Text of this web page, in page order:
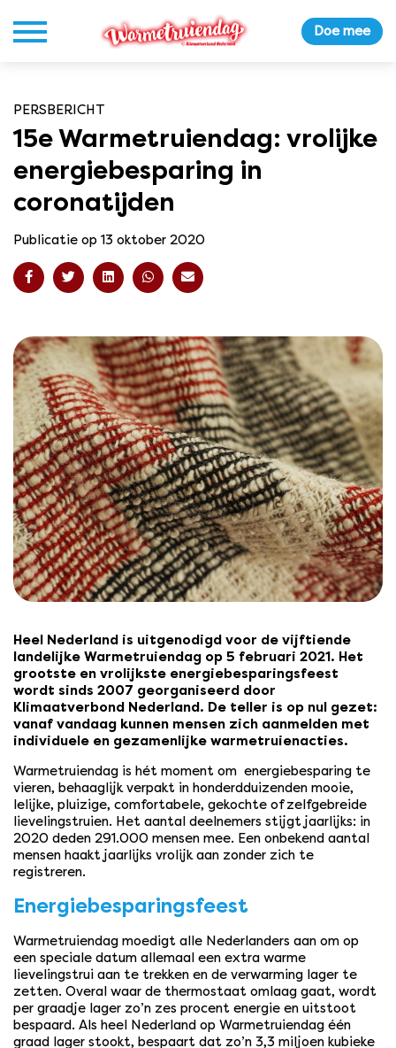
Doe mee
PERSBERICHT
15e Warmetruiendag: vrolijke
energiebesparing in
coronatijden
Publicatie op 13 oktober 2020
Heel Nederland is uitgenodigd voor de vijftiende
landelijke Warmetruiendag op 5 februari 2021. Het
grootste en vrolijkste energiebesparingsfeest
wordt sinds 2007 georganiseerd door
Klimaatverbond Nederland. De teller is op nul gezet:
vanaf vandaag kunnen mensen zich aanmelden met
individuele en gezamenlijke warmetruienacties.
Warmetruiendag is hét moment om energiebesparing te
vieren, behaaglijk verpakt in honderdduizenden mooie,
lelijke, pluizige, comfortabele, gekochte of zelfgebreide
lievelingstruien. Het aantal deelnemers stijgt jaarlijks: in
2020 deden 291.000 mensen mee. Een onbekend aantal
mensen haakt jaarlijks vrolijk aan zonder zich te
registreren.
Energiebesparingsfeest
Warmetruiendag moedigt alle Nederlanders aan om op
een speciale datum allemaal een extra warme
lievelingstrui aan te trekken en de verwarming lager te
zetten. Overal waar de thermostaat omlaag gaat, wordt
per graadje lager zo’n zes procent energie en uitstoot
bespaard. Als heel Nederland op Warmetruiendag één
graad lager stookt, bespaart dat zo’n 3,3 miljoen kubieke